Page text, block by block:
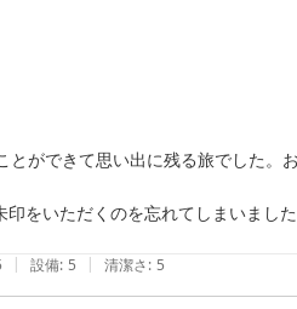
ができて思い出に残る旅でした。
をいただくのを忘れてしまいまし
| 設備: 5 | 清潔さ: 5